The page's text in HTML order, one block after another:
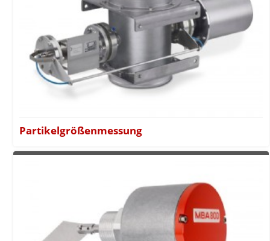
Partikelgrößenmessung